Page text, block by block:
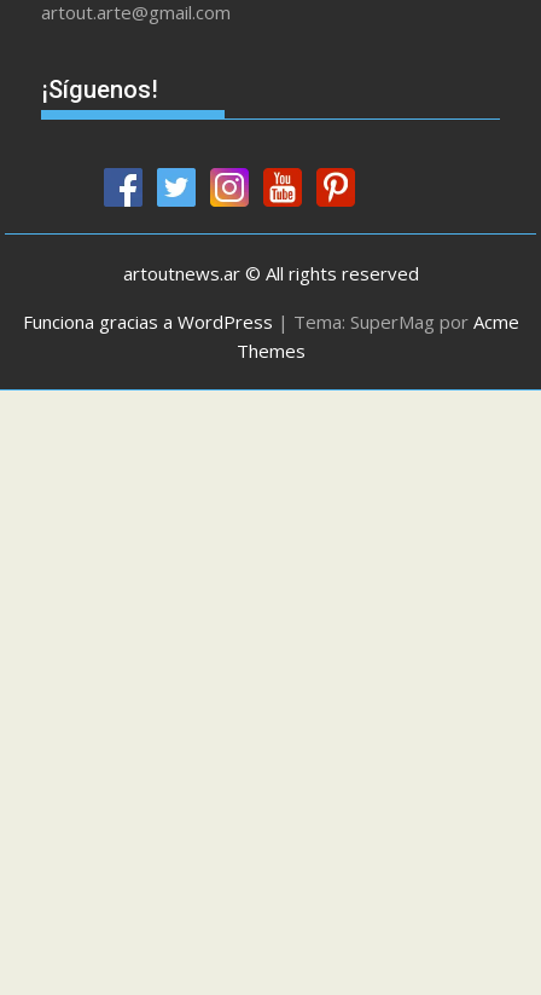
artout.arte@gmail.com
¡Síguenos!
artoutnews.ar © All rights reserved
Funciona gracias a WordPress | Tema: SuperMag por Acme
Themes